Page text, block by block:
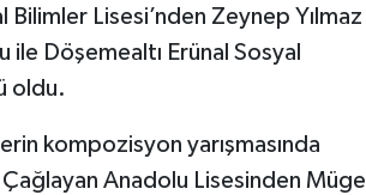
Bilimler Lisesi’nden Zeynep Yılmaz
ile Döşemealtı Erünal Sosyal
oldu.
kompozisyon yarışmasında
Çağlayan Anadolu Lisesinden Müge